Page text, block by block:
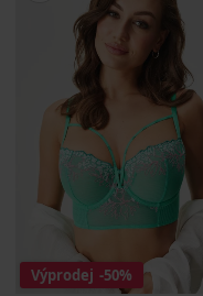
Výprodej -50%